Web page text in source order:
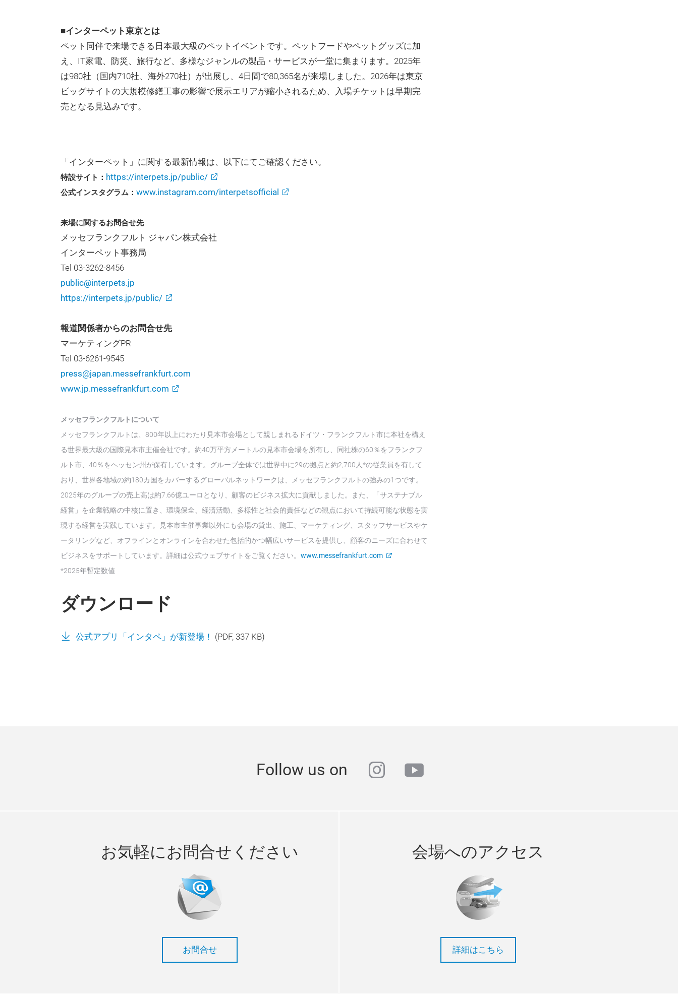
■インターペット東京とは
ペット同伴で来場できる日本最大級のペットイベントです。ペットフードやペットグッズに加
え、IT家電、防災、旅行など、多様なジャンルの製品・サービスが一堂に集まります。2025年
は980社（国内710社、海外270社）が出展し、4日間で80,365名が来場しました。2026年は東京
ビッグサイトの大規模修繕工事の影響で展示エリアが縮小されるため、入場チケットは早期完
売となる見込みです。
「インターペット」に関する最新情報は、以下にてご確認ください。
特設サイト： https://interpets.jp/public/
公式インスタグラム： www.instagram.com/interpetsofficial
来場に関するお問合せ先
メッセフランクフルト ジャパン株式会社
インターペット事務局
Tel 03-3262-8456
public@interpets.jp
https://interpets.jp/public/
報道関係者からのお問合せ先
マーケティングPR
Tel 03-6261-9545
press@japan.messefrankfurt.com
www.jp.messefrankfurt.com
メッセフランクフルトについて
メッセフランクフルトは、800年以上にわたり見本市会場として親しまれるドイツ・フランクフルト市に本社を構え
る世界最大級の国際見本市主催会社です。約40万平方メートルの見本市会場を所有し、同社株の60％をフランクフ
ルト市、40％をヘッセン州が保有しています。グループ全体では世界中に29の拠点と約2,700人*の従業員を有して
おり、世界各地域の約180カ国をカバーするグローバルネットワークは、メッセフランクフルトの強みの1つです。
2025年のグループの売上高は約7.66億ユーロとなり、顧客のビジネス拡大に貢献しました。また、「サステナブル
経営」を企業戦略の中核に置き、環境保全、経済活動、多様性と社会的責任などの観点において持続可能な状態を実
現する経営を実践しています。見本市主催事業以外にも会場の貸出、施工、マーケティング、スタッフサービスやケ
ータリングなど、オフラインとオンラインを合わせた包括的かつ幅広いサービスを提供し、顧客のニーズに合わせて
ビジネスをサポートしています。詳細は公式ウェブサイトをご覧ください。 www.messefrankfurt.com
*2025年暫定数値
ダウンロード
公式アプリ「インタペ」が新登場！ (PDF, 337 KB)
Follow us on instagram
youtube
お気軽にお問合せください
お問合せ
会場へのアクセス
詳細はこちら